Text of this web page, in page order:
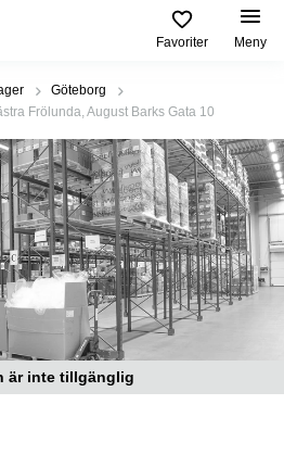
Favoriter Meny
Göteborg
Frölunda, August Barks Gata 10
är inte tillgänglig